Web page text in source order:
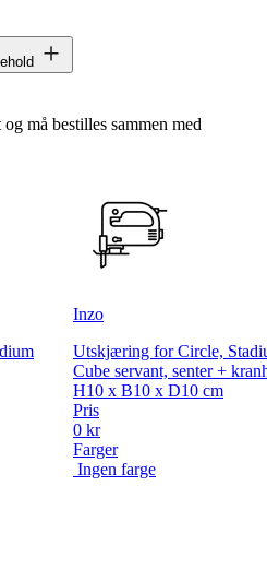
må bestilles sammen med
Inzo
Utskjæring for Circle,
Cube servant, senter +
H10 x B10 x D10 cm
Pris
0 kr
Farger
Ingen farge